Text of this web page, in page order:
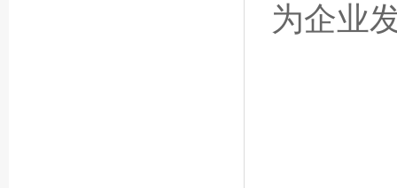
为企业